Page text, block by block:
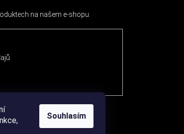
Souhlasím
na našem e-shopu.